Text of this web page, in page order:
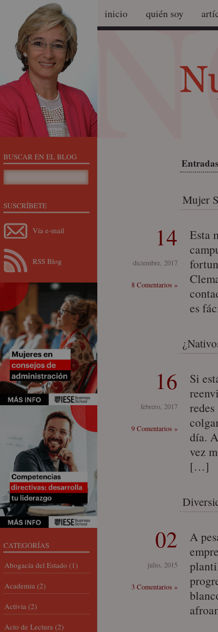
inicio quién soy
Mujer
14
diciembre, 2017
8 Comentarios »
Esta
es
16
febrero, 2017
9 Comentarios »
Si
día.
vez
[…]
02
julio, 2015
3 Comentarios »
A
BUSCAR EN EL BLOG
SUSCRÍBETE
Vía e-mail
RSS Blog
CATEGORÍAS
Abogacía del Estado (1)
Academia (2)
Activia (2)
Acto de Lectura (2)